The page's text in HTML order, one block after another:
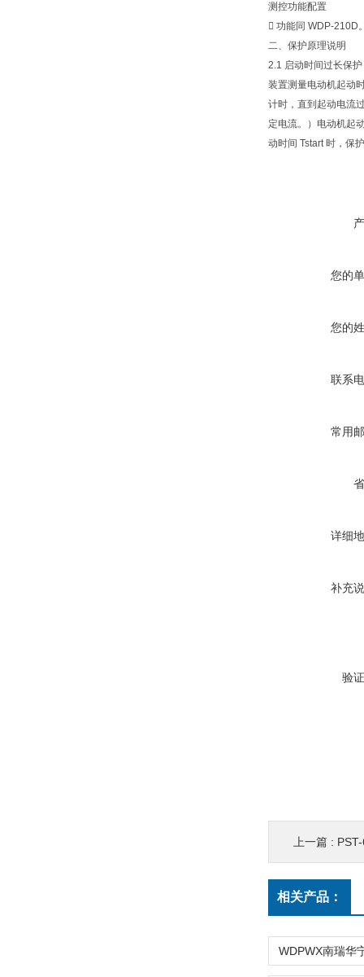
测控功能配置
 功能同 WDP-210D
二、保护原理说明
2.1 启动时间过长保护
装置测量电动机起动
计时，直到起动电流
定电流。）电动机起
动时间 Tstart 时，保
您的
您的
联系
常用
详细
补充
验
上一篇 :
相关产品：